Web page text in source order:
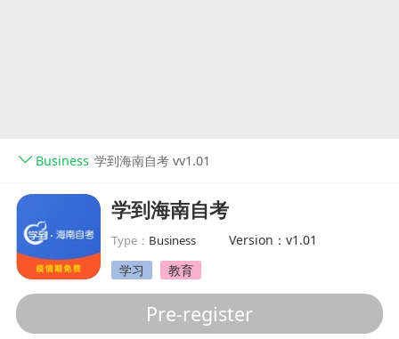
Business 学到海南自考 vv1.01
学到海南自考
Type： Business
Version：v1.01
学习
教育
Pre-register